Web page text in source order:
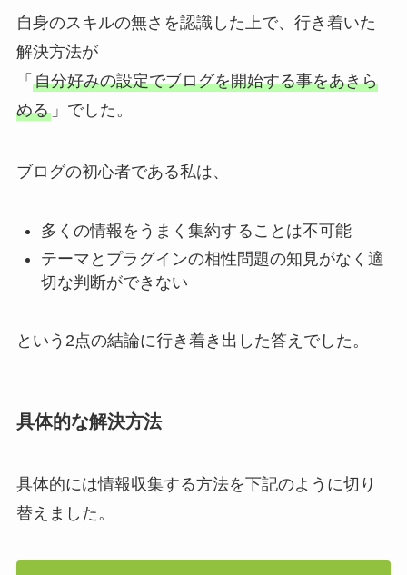
自身のスキルの無さを認識した上で、行き着いた
解決方法が
「 自分好みの設定でブログを開始する事をあきら
める」でした。
ブログの初心者である私は、
多くの情報をうまく集約することは不可能
テーマとプラグインの相性問題の知見がなく適
切な判断ができない
という2点の結論に行き着き出した答えでした。
具体的な解決方法
具体的には情報収集する方法を下記のように切り
替えました。